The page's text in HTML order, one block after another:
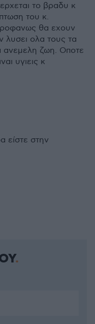
το βραδυ κ
του κ.
θα εχουν
λυσει ολα τους τα
ανεμελη ζωη. Οποτε
υγιεις κ
είστε στην